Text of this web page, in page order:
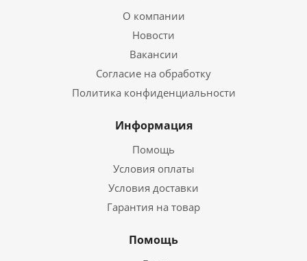
О компании
Новости
Вакансии
Согласие на обработку
Политика конфиденциальности
Информация
Помощь
Условия оплаты
Условия доставки
Гарантия на товар
Помощь